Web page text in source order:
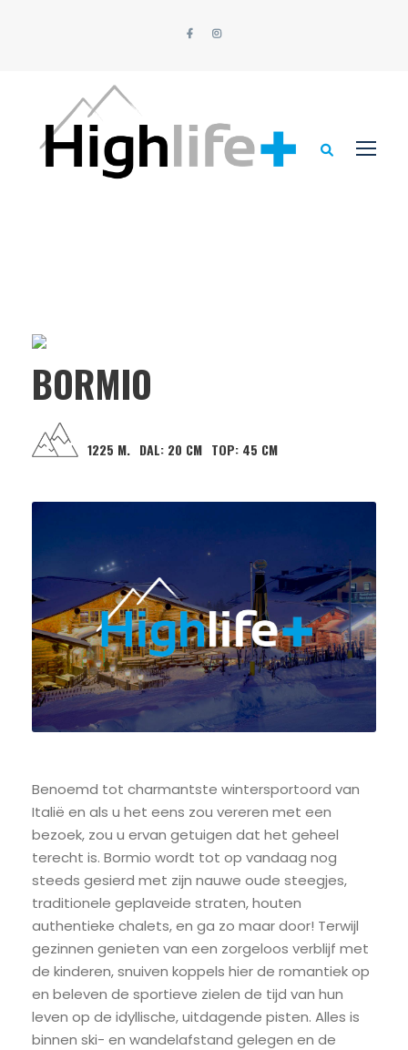
BORMIO
1225 M. DAL:20 CM TOP:45 CM
Benoemd tot charmantste wintersportoord van
Italië en als u het eens zou vereren met een
bezoek, zou u ervan getuigen dat het geheel
terecht is. Bormio wordt tot op vandaag nog
steeds gesierd met zijn nauwe oude steegjes,
traditionele geplaveide straten, houten
authentieke chalets, en ga zo maar door! Terwijl
gezinnen genieten van een zorgeloos verblijf met
de kinderen, snuiven koppels hier de romantiek op
en beleven de sportieve zielen de tijd van hun
leven op de idyllische, uitdagende pisten. Alles is
binnen ski- en wandelafstand gelegen en de